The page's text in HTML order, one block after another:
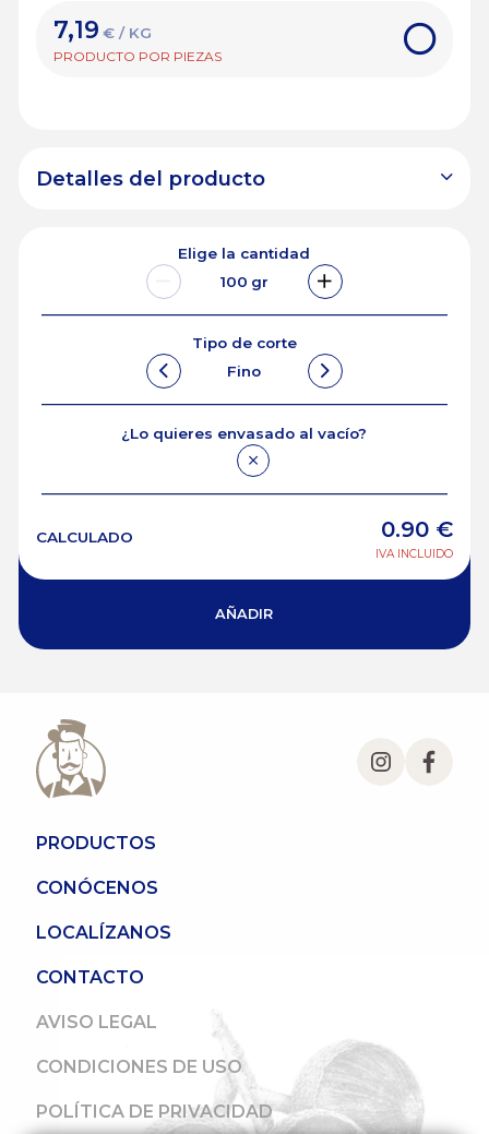
7,19 € / KG
PRODUCTO POR PIEZAS
Detalles del producto
Elige la cantidad
100 gr
Tipo de corte
Fino
¿Lo quieres envasado al vacío?
CALCULADO 0.90 €
IVA INCLUIDO
AÑADIR
PRODUCTOS
CONÓCENOS
LOCALÍZANOS
CONTACTO
AVISO LEGAL
CONDICIONES DE USO
POLÍTICA DE PRIVACIDAD